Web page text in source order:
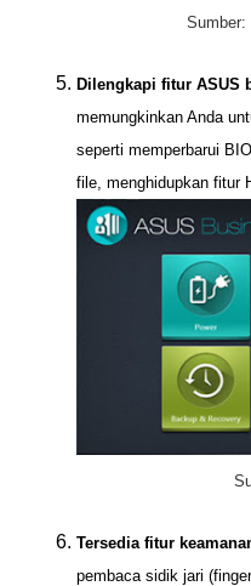
Sumber:
Dilengkapi fitur ASUS
memungkinkan Anda
seperti memperbarui
file, menghidupkan fitur
Tersedia fitur
pembaca sidik jari